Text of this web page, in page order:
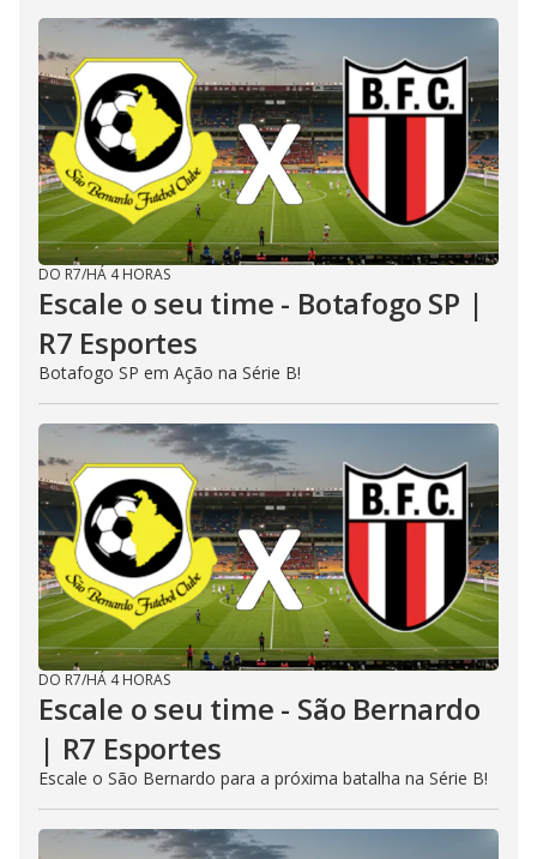
DO R7/HÁ 4 HORAS
Escale o seu time - Botafogo SP |
R7 Esportes
Botafogo SP em Ação na Série B!
DO R7/HÁ 4 HORAS
Escale o seu time - São Bernardo
| R7 Esportes
Escale o São Bernardo para a próxima batalha na Série B!